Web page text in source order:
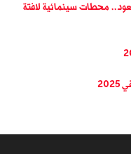
محطات سينمائية لافتة